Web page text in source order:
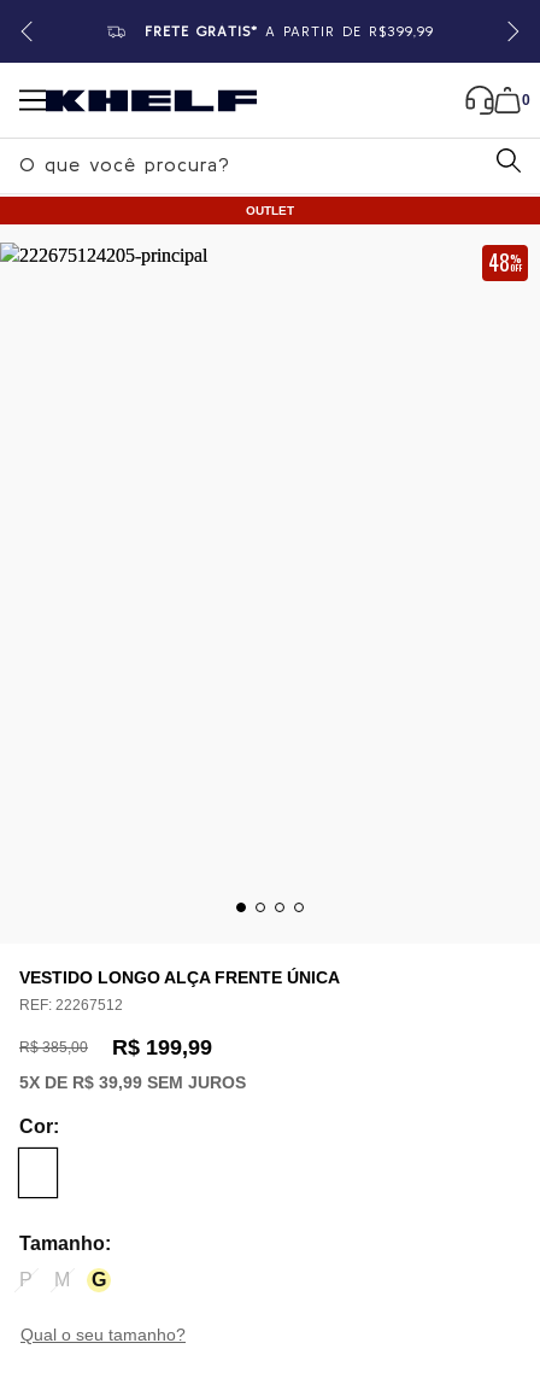
FRETE GRÁTIS* A PARTIR DE R$399,99
0
B
u
s
c
a
OUTLET
48%
OFF
VESTIDO LONGO ALÇA FRENTE ÚNICA
REF: 22267512
R$ 385,00 R$ 199,99
5X DE R$ 39,99 SEM JUROS
Cor:
Tamanho:
P
M G
qual o seu tamanho?